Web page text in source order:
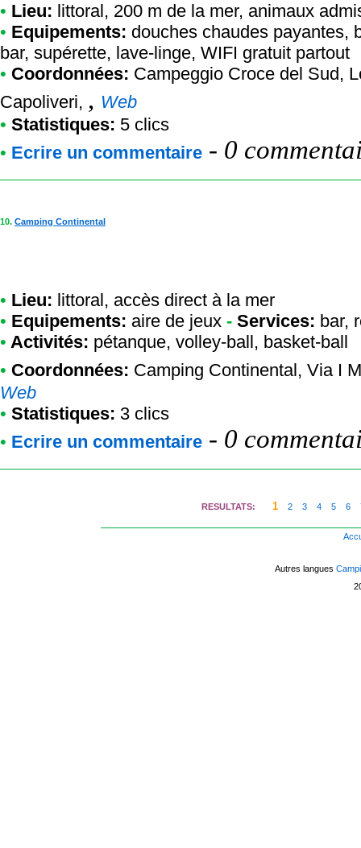
• Lieu: littoral, 200 m de la mer, animaux
• Equipements: douches chaudes payantes,
bar, supérette, lave-linge, WIFI gratuit partout
• Coordonnées: Campeggio Croce del Sud,
Capoliveri, , Web
• Statistiques: 5 clics
• Ecrire un commentaire - 0
10. Camping Continental
• Lieu: littoral, accès direct à la mer
• Equipements: aire de jeux - Services: bar,
• Activités: pétanque, volley-ball, basket-ball
• Coordonnées: Camping Continental, Via I
Web
• Statistiques: 3 clics
• Ecrire un commentaire - 0
RESULTATS: 1 2 3 4 5 6
Autres langues